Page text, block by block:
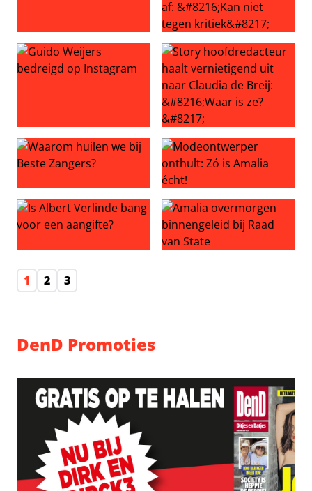
Claudia de Breij zet streep door theatertour
Claudia de Breij zegt Jinek
Guido Weijers bedreigd op InstagramStory hoofdredacteur haalt
Waarom huilen we bij Beste Zangers?Modeontwerper onthult: Zó
1
2 3
DenD Promoties